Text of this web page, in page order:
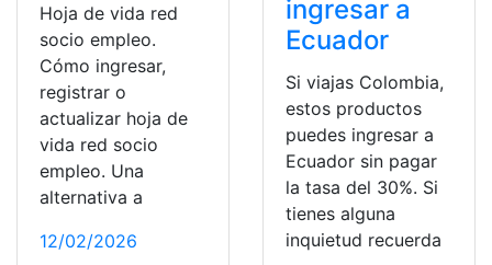
Hoja de vida red
socio empleo.
Cómo ingresar,
registrar o
actualizar hoja de
vida red socio
empleo. Una
alternativa a
12/02/2026
ingresar a
Ecuador
Si viajas Colombia,
estos productos
puedes ingresar a
Ecuador sin pagar
la tasa del 30%. Si
tienes alguna
inquietud recuerda